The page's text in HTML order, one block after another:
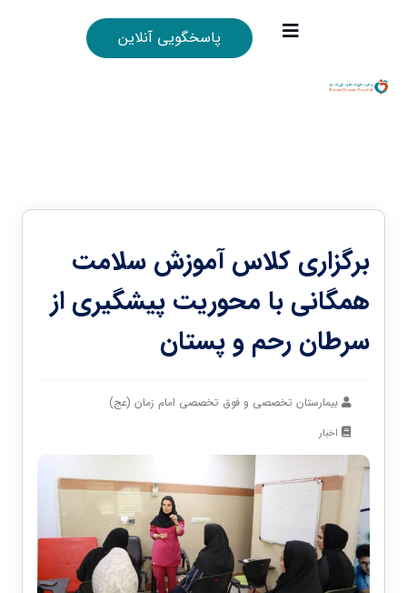
پاسخگویی آنلاین
برگزاری کلاس آموزش سلامت
همگانی با محوریت پیشگیری از
سرطان رحم و پستان
بیمارستان تخصصی و فوق تخصصی امام زمان (عج)
اخبار